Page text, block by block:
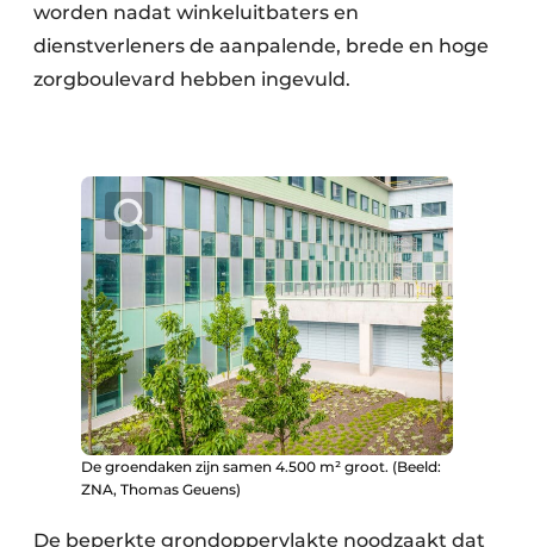
worden nadat winkeluit­baters en
dienstverleners de aanpalende, brede en hoge
zorgboulevard hebben ingevuld.
De groendaken zijn samen 4.500 m² groot. (Beeld:
ZNA, Thomas Geuens)
De beperkte grondoppervlakte noodzaakt dat